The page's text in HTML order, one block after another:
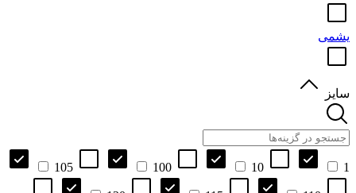
یشمی
سایز
1
10
100
105